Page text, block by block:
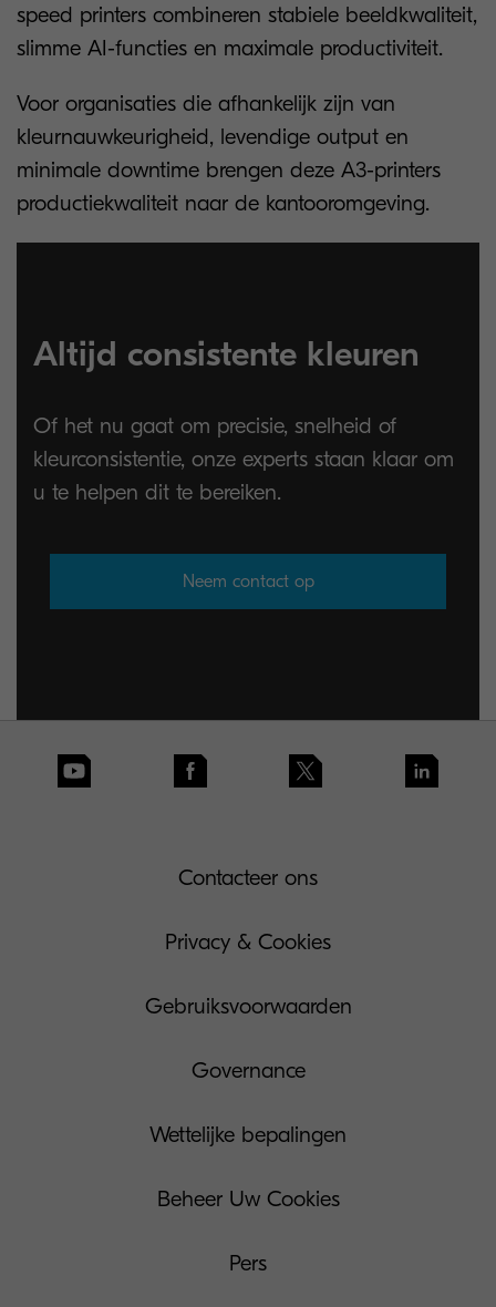
speed printers combineren stabiele beeldkwaliteit,
slimme AI-functies en maximale productiviteit.
Voor organisaties die afhankelijk zijn van
kleurnauwkeurigheid, levendige output en
minimale downtime brengen deze A3-printers
productiekwaliteit naar de kantooromgeving.
Altijd consistente kleuren
Of het nu gaat om precisie, snelheid of
kleurconsistentie, onze experts staan klaar om
u te helpen dit te bereiken.
Neem contact op
Contacteer ons
Privacy & Cookies
Gebruiksvoorwaarden
Governance
Wettelijke bepalingen
Beheer Uw Cookies
Pers